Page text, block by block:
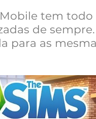
tem
de
para as